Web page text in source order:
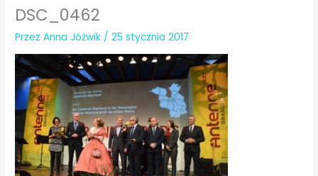
DSC_0462
PrzezAnna Jóźwik /25 stycznia 2017